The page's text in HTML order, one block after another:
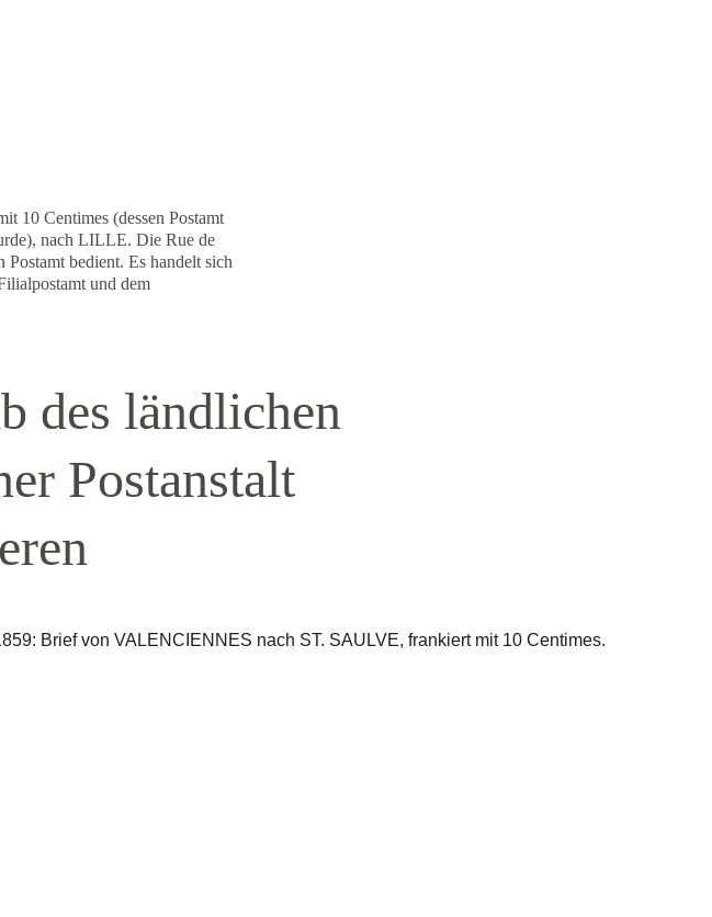
10 Centimes (dessen Postamt
nach LILLE. Die Rue de
bedient. Es handelt sich
und dem
des ländlichen
Postanstalt